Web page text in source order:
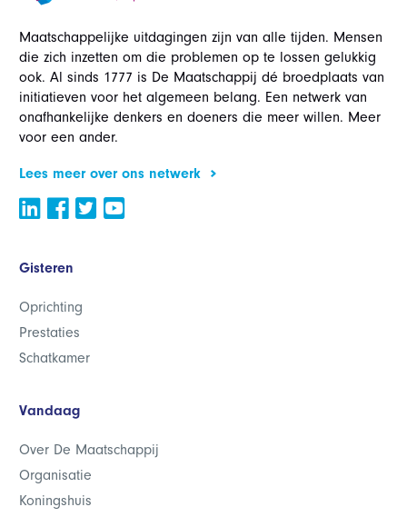
Maatschappelijke uitdagingen zijn van alle tijden. Mensen
die zich inzetten om die problemen op te lossen gelukkig
ook. Al sinds 1777 is De Maatschappij dé broedplaats van
initiatieven voor het algemeen belang. Een netwerk van
onafhankelijke denkers en doeners die meer willen. Meer
voor een ander.
Lees meer over ons netwerk
Gisteren
Oprichting
Prestaties
Schatkamer
Vandaag
Over De Maatschappij
Organisatie
Koningshuis